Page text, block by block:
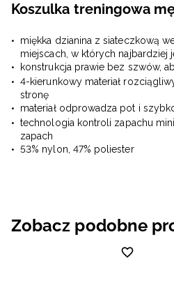
Koszulka treningowa
miękka dzianina z siateczkową
miejscach, w których najbardziej
konstrukcja prawie bez szwów,
4-kierunkowy materiał
stronę
materiał odprowadza pot i
technologia kontroli zapachu
zapach
53% nylon, 47% poliester
Zobacz podobne